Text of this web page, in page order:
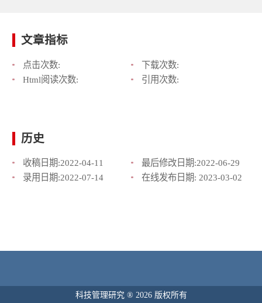
文章指标
点击次数:
下载次数:
Html阅读次数:
引用次数:
历史
收稿日期:2022-04-11 最后修改日期:2022-06-29
录用日期:2022-07-14 在线发布日期: 2023-03-02
科技管理研究 ® 2026 版权所有